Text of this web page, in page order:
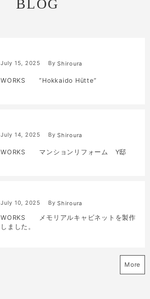
BLOG
July 15 2025 By Shiroura
WORKS ”Hokkaido Hütte”
July 14 2025 By Shiroura
WORKS マンションリフォーム Y邸
July 10 2025 By Shiroura
WORKS メモリアルキャビネットを製作
しました。
More